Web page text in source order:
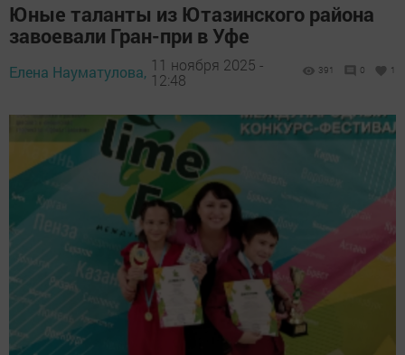
Юные таланты из Ютазинского района
завоевали Гран-при в Уфе
Елена Науматулова, 11 ноября 2025 -
12:48
391 0 1